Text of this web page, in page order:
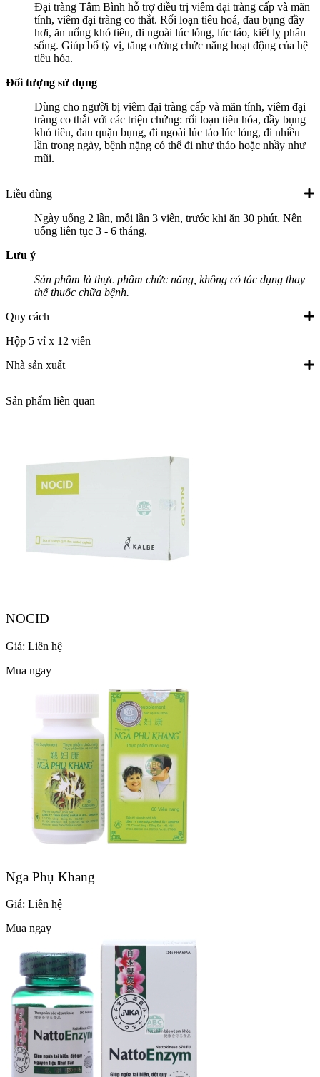
Đại tràng Tâm Bình hỗ trợ điều trị viêm đại tràng cấp và mãn
tính, viêm đại tràng co thắt. Rối loạn tiêu hoá, đau bụng đầy
hơi, ăn uống khó tiêu, đi ngoài lúc lỏng, lúc táo, kiết lỵ phân
sống. Giúp bổ tỳ vị, tăng cường chức năng hoạt động của hệ
tiêu hóa.
Đối tượng sử dụng
Dùng cho người bị viêm đại tràng cấp và mãn tính, viêm đại
tràng co thắt với các triệu chứng: rối loạn tiêu hóa, đầy bụng
khó tiêu, đau quặn bụng, đi ngoài lúc táo lúc lỏng, đi nhiều
lần trong ngày, bệnh nặng có thể đi như tháo hoặc nhầy như
mũi.
Liều dùng
Ngày uống 2 lần, mỗi lần 3 viên, trước khi ăn 30 phút. Nên
uống liên tục 3 - 6 tháng.
Lưu ý
Sản phẩm là thực phẩm chức năng, không có tác dụng thay
thế thuốc chữa bệnh.
Quy cách
Hộp 5 vỉ x 12 viên
Nhà sản xuất
Sản phẩm liên quan
NOCID
Giá: Liên hệ
Mua ngay
Nga Phụ Khang
Giá: Liên hệ
Mua ngay